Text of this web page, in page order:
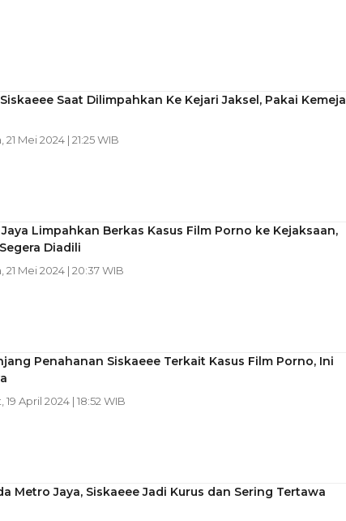
Saat Dilimpahkan Ke Kejari Jaksel, Pakai Kemeja
21 Mei 2024 | 21:25 WIB
Limpahkan Berkas Kasus Film Porno ke Kejaksaan,
Diadili
21 Mei 2024 | 20:37 WIB
Penahanan Siskaeee Terkait Kasus Film Porno, Ini
19 April 2024 | 18:52 WIB
Metro Jaya, Siskaeee Jadi Kurus dan Sering Tertawa